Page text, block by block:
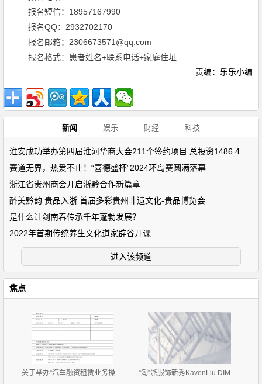
报名短信： 18957167990
报名QQ： 2932702170
报名邮箱： 2306673571@qq.com
报名格式：患者姓名+联系电话+家庭住址
责编：乐乐小编
新闻 娱乐 财经 科技
赛道无界，热爱不止！“喜德盛杯”2024环岛赛圆满落幕
浙江省贵州商会开启浙黔合作新篇章
醉美黔韵 贵品入浙 首届多彩贵州非遗文化-贵品博览会
是什么让剑南春传承千年蓬勃发展？
2022年首期传统养生文化道家辟谷开课
进入该频道
焦点
关于举办“汽车融资租赁业务操作流程、风险控制与 租 “潮”派服饰新秀KavenLiu DIMOR 2019招商正式拉开帷